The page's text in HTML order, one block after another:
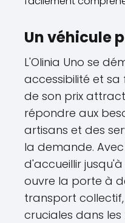
Un véhicule
L'Olinia Uno se
accessibilité et
de son prix
répondre aux
artisans et des
la demande.
d'accueillir
ouvre la porte à
transport
cruciales dans les